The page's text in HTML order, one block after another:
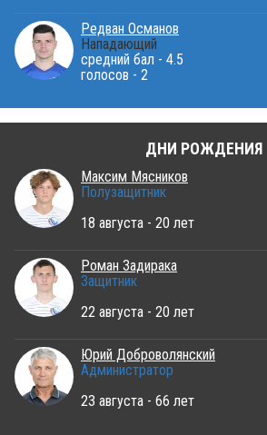
Редван Османов
Нападающий
средний бал - 4.5
голосов - 2
ДНИ РОЖДЕНИЯ
Максим Мясников
Полузащитник
18 августа - 20 лет
Роман Задирака
Защитник
22 августа - 20 лет
Юрий Доброволянский
Администратор
23 августа - 66 лет